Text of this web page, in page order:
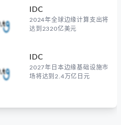
IDC
2024年全球边缘计算支出将
达到2320亿美元
IDC
2027年日本边缘基础设施市
场将达到2.4万亿日元